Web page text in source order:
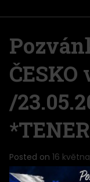
ČESKO
/
Posted on 16